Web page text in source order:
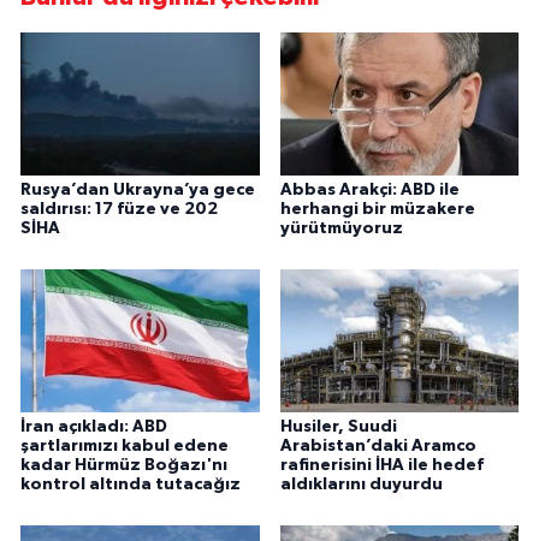
Rusya’dan Ukrayna’ya gece
saldırısı: 17 füze ve 202
SİHA
Abbas Arakçi: ABD ile
herhangi bir müzakere
yürütmüyoruz
İran açıkladı: ABD
şartlarımızı kabul edene
kadar Hürmüz Boğazı'nı
kontrol altında tutacağız
Husiler, Suudi
Arabistan’daki Aramco
rafinerisini İHA ile hedef
aldıklarını duyurdu